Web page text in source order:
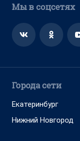
Мы в соцсетях
Города сети
Екатеринбург
Нижний Новгород